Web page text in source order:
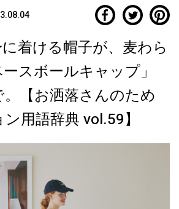
着ける帽子が、麦わら
スボールキャップ」
【お洒落さんのため
用語辞典 vol.59】